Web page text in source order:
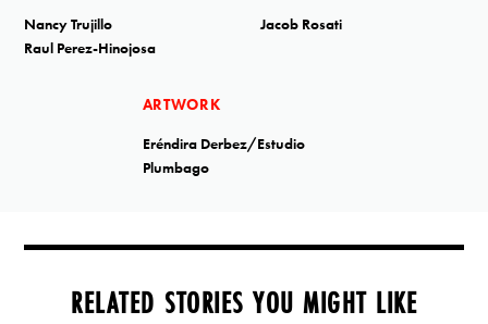
Nancy Trujillo
Raul Perez-Hinojosa
Jacob Rosati
ARTWORK
Eréndira Derbez/Estudio
Plumbago
RELATED STORIES YOU MIGHT LIKE